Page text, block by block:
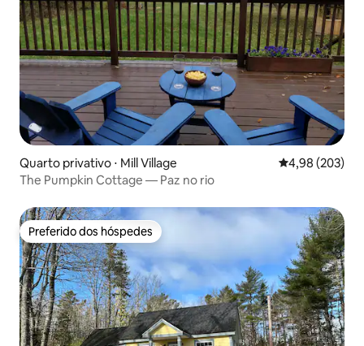
Quarto privativo ⋅ Mill Village 4,98 de uma
4,98 (203)
The Pumpkin Cottage — Paz no rio
Preferido dos hóspedes
Preferido dos hóspedes